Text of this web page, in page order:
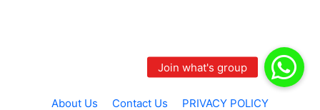
About Us Contact Us PRIVACY POLICY